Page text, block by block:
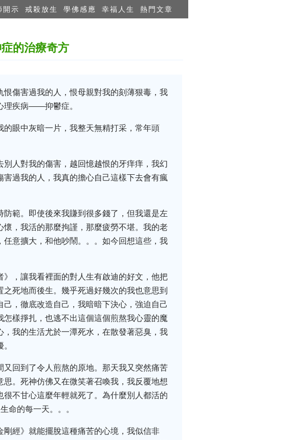
開示 戒殺放生 學佛感應 幸福人生 熱門文章
的治療奇方
傷害過我的人，恨母親對我的刻薄狠毒，我
理疾病——抑鬱症。
眼中灰暗一片，我整天無精打采，常年頭
人對我的傷害，越回憶越恨的牙痒痒，我幻
過我的人，我真的擔心自己這樣下去會有瘋
範。即使後來我賺到很多錢了，但我還是左
，我活的那麼拘謹，那麼疲勞不堪。我的老
意擴大，和他吵鬧。。。如今回想這些，我
，讓我看裡面的對人生有啟迪的好文，他把
死地而後生。幾乎死過好幾次的我也意思到
，徹底改造自己，我暗暗下決心，強迫自己
樣掙扎，也逃不出這個這個煎熬我心靈的魔
我的生活尤於一潭死水，在散發著惡臭，我
回到了令人煎熬的原地。那天我又突然痛苦
。死神仿佛又在微笑著召喚我，我反覆地想
不甘心這麼年輕就死了。為什麼別人都活的
命的每一天。。。
經》就能擺脫這種痛苦的心境，我似信非